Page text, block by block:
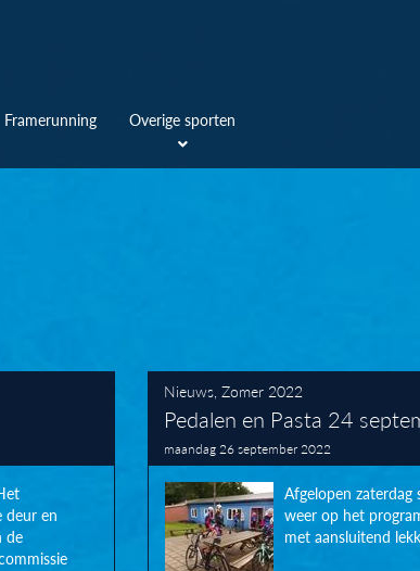
Framerunning Overige sporten
deur en
de
Nieuws, Zomer 2022
Pedalen en Pasta 24
maandag 26 september 2022
Afgelopen zaterdag
weer op het
met aansluitend